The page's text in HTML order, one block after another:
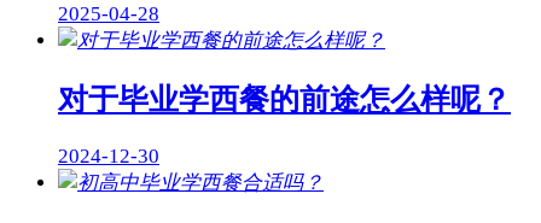
2025-04-28
对于毕业学西餐的前途怎么样呢？
2024-12-30